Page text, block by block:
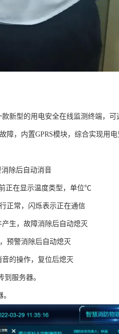
新型的用电安全在线监测终端，
障，内置GPRS模块，综合实现用电
除后自动消音
正在显示温度类型，单位℃
正常，闪烁表示正在通信
生，故障消除后自动熄灭
预警消除后自动熄灭
的操作，复位后熄灭
服务器。